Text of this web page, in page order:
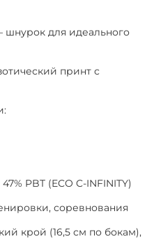
для идеального
принт с
PBT (ECO C-INFINITY)
соревнования
крой (16,5 см по бокам),